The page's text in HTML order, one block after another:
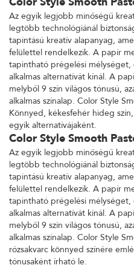
Az egyik legjobb minőségű
legtöbb technológiánál
tapintású kreatív alapanyag,
felülettel rendelkezik. A papír
tapintható prégelési mélységet,
alkalmas alternatívát kínál. A
melyből 9 szín világos tónusú,
alkalmas színalap. Color Style
Könnyed, kékesfehér hideg
egyik alternatívájaként.
Color Style Smooth
Az egyik legjobb minőségű
legtöbb technológiánál
tapintású kreatív alapanyag,
felülettel rendelkezik. A papír
tapintható prégelési mélységet,
alkalmas alternatívát kínál. A
melyből 9 szín világos tónusú,
alkalmas színalap. Color Style
rózsakvarc könnyed színére
tónusaként írható le.